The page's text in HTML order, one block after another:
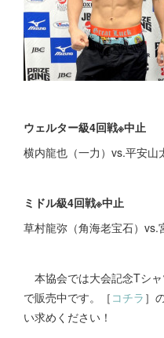
ウェルター級4回戦※中止
横内龍也（一力）vs.平安山
ミドル級4回戦※中止
草村龍弥（角海老宝石）vs.
本協会では大会記念Tシャ
で販売中です。［ コチラ ］
い求めください！